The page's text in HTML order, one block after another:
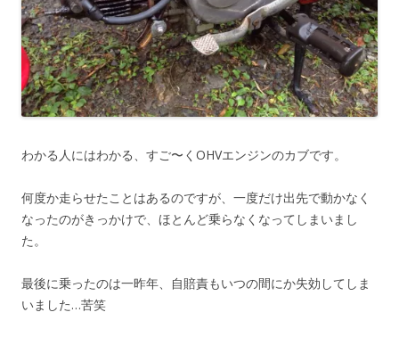
わかる人にはわかる、すご〜くOHVエンジンのカブです。
何度か走らせたことはあるのですが、一度だけ出先で動かなく
なったのがきっかけで、ほとんど乗らなくなってしまいまし
た。
最後に乗ったのは一昨年、自賠責もいつの間にか失効してしま
いました…苦笑